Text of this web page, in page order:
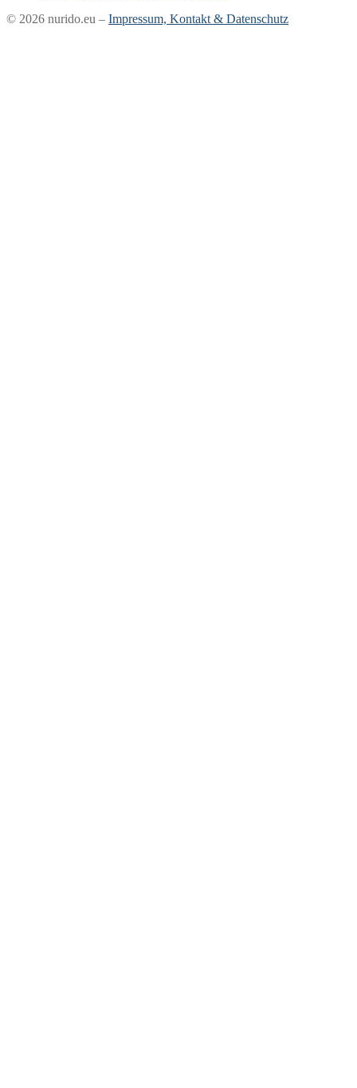
© 2026 nurido.eu – Impressum, Kontakt & Datenschutz